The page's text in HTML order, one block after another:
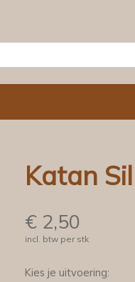
Katan
€ 2,50
incl. btw per stk
Kies je uitvoering: